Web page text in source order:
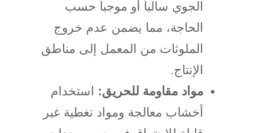
الجوي سالباً أو موجباً حسب
الحاجة، مما يضمن عدم خروج
الملوثات من المعمل إلى مناطق
الإنتاج.
مواد مقاومة للحريق:
استخدام
أخشاب معالجة ومواد تغطية غير